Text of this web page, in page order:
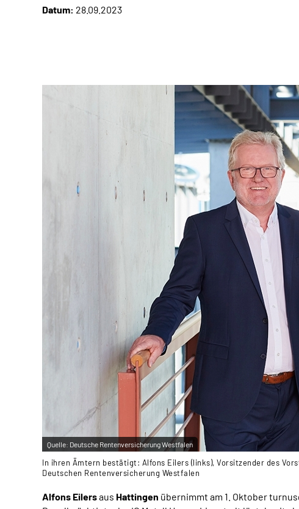
Datum: 28.09.2023
Quelle: Deutsche Rentenversicherung Westfalen
In ihren Ämtern bestätigt: Alfons Eilers (links), Vorsitzender des
Deutschen Rentenversicherung Westfalen
Alfons Eilersaus Hattingen übernimmt am 1. Oktober